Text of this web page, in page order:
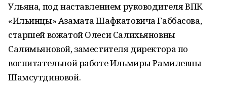
Ульяна, под наставлением руководителя ВПК
«Ильинцы» Азамата Шафкатовича Габбасова,
старшей вожатой Олеси Салихьяновны
Салимьяновой, заместителя директора по
воспитательной работе Ильмиры Рамилевны
Шамсутдиновой.